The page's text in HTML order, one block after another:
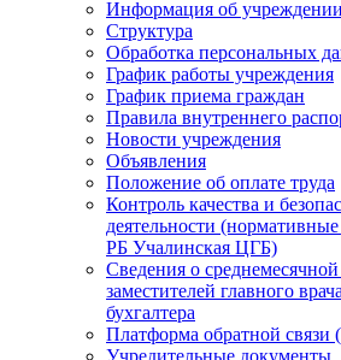
Информация об учреждении
Структура
Обработка персональных
График работы учреждения
График приема граждан
Правила внутреннего
Новости учреждения
Объявления
Положение об оплате труда
Контроль качества и
деятельности
РБ Учалинская ЦГБ)
Сведения о
заместителей главного
бухгалтера
Платформа обратной
Учредительные документы